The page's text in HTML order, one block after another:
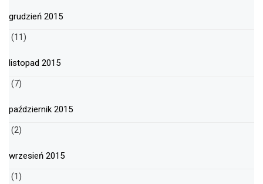
grudzień 2015
(11)
listopad 2015
(7)
październik 2015
(2)
wrzesień 2015
(1)